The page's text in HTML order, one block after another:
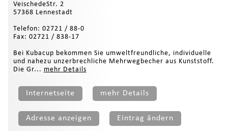
VeischedeStr. 2
57368 Lennestadt
Telefon: 02721 / 88-0
Fax: 02721 / 838-17
Bei Kubacup bekommen Sie umweltfreundliche, individuelle
und nahezu unzerbrechliche Mehrwegbecher aus Kunststoff.
Die Gr... mehr Details
Internetseite mehr Details
Adresse anzeigen Eintrag ändern